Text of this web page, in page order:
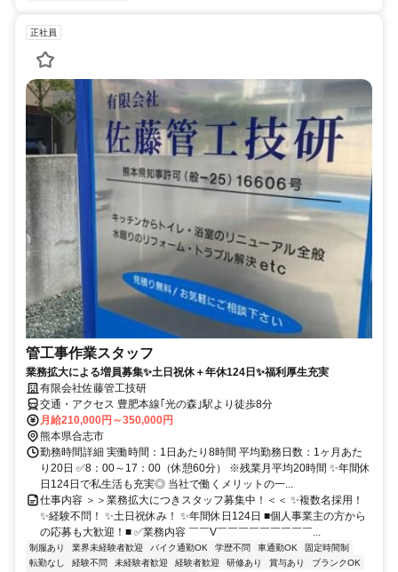
正社員
管工事作業スタッフ
業務拡大による増員募集✨土日祝休＋年休124日✨福利厚生充実
有限会社佐藤管工技研
交通・アクセス 豊肥本線｢光の森｣駅より徒歩8分
月給210,000円～350,000円
熊本県合志市
勤務時間詳細 実働時間：1日あたり8時間 平均勤務日数：1ヶ月あた
り20日 ✅8：00～17：00（休憩60分） ※残業月平均20時間 ✨年間休
日124日で私生活も充実◎ 当社で働くメリットの一...
仕事内容 ＞＞業務拡大につきスタッフ募集中！＜＜ ✨複数名採用！
✨経験不問！ ✨土日祝休み！ ✨年間休日124日 ■個人事業主の方から
の応募も大歓迎！■ ✅業務内容 ￣￣V￣￣￣￣￣￣￣￣￣...
制服あり 業界未経験者歓迎 バイク通勤OK 学歴不問 車通勤OK
固定時間制
転勤なし
経験不問 未経験者歓迎 経験者歓迎 研修あり 賞与あり
ブランクOK